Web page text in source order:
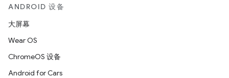
ANDROID 设备
大屏幕
Wear OS
ChromeOS 设备
Android for Cars